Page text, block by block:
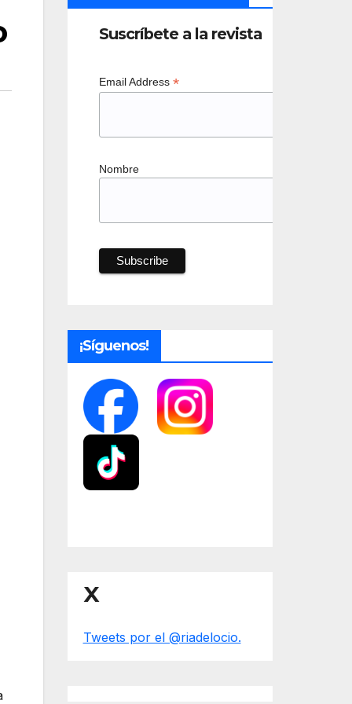
Suscríbete a la revista
Email Address *
Nombre
¡Síguenos!
X
Tweets por el @riadelocio.